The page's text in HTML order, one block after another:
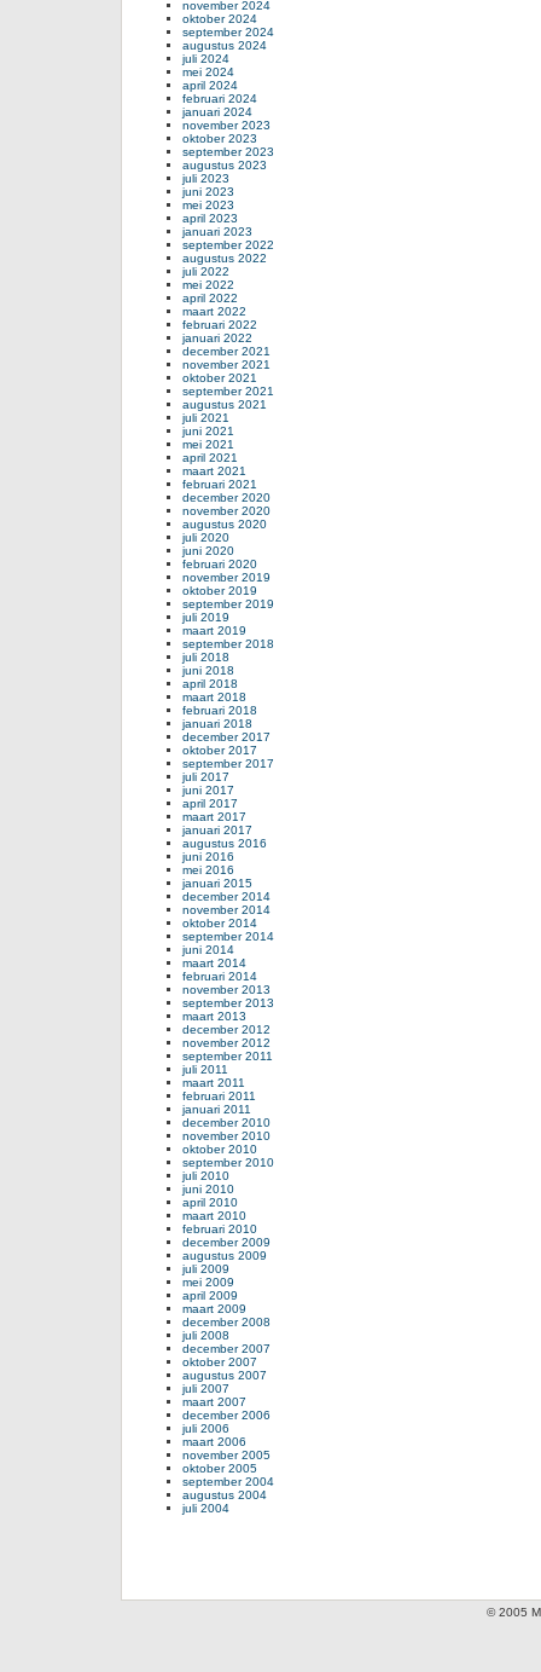
november 2024
oktober 2024
september 2024
augustus 2024
juli 2024
mei 2024
april 2024
februari 2024
januari 2024
november 2023
oktober 2023
september 2023
augustus 2023
juli 2023
juni 2023
mei 2023
april 2023
januari 2023
september 2022
augustus 2022
juli 2022
mei 2022
april 2022
maart 2022
februari 2022
januari 2022
december 2021
november 2021
oktober 2021
september 2021
augustus 2021
juli 2021
juni 2021
mei 2021
april 2021
maart 2021
februari 2021
december 2020
november 2020
augustus 2020
juli 2020
juni 2020
februari 2020
november 2019
oktober 2019
september 2019
juli 2019
maart 2019
september 2018
juli 2018
juni 2018
april 2018
maart 2018
februari 2018
januari 2018
december 2017
oktober 2017
september 2017
juli 2017
juni 2017
april 2017
maart 2017
januari 2017
augustus 2016
juni 2016
mei 2016
januari 2015
december 2014
november 2014
oktober 2014
september 2014
juni 2014
maart 2014
februari 2014
november 2013
september 2013
maart 2013
december 2012
november 2012
september 2011
juli 2011
maart 2011
februari 2011
januari 2011
december 2010
november 2010
oktober 2010
september 2010
juli 2010
juni 2010
april 2010
maart 2010
februari 2010
december 2009
augustus 2009
juli 2009
mei 2009
april 2009
maart 2009
december 2008
juli 2008
december 2007
oktober 2007
augustus 2007
juli 2007
maart 2007
december 2006
juli 2006
maart 2006
november 2005
oktober 2005
september 2004
augustus 2004
juli 2004
© 2005